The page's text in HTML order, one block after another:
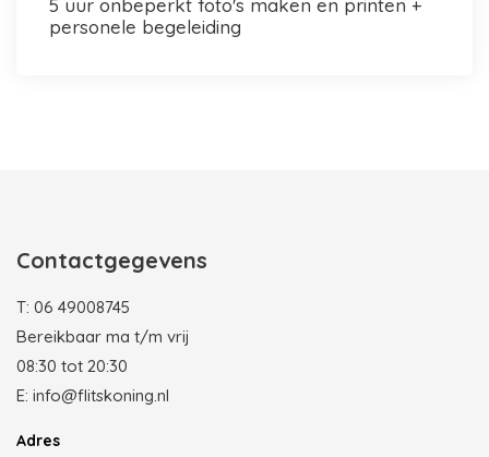
5 uur onbeperkt foto's maken en printen +
personele begeleiding
Contactgegevens
T: 06 49008745
Bereikbaar ma t/m vrij
08:30 tot 20:30
E: info@flitskoning.nl
Adres